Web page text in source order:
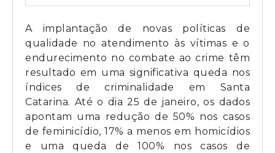
A implantação de novas políticas de
qualidade no atendimento às vítimas e o
endurecimento no combate ao crime têm
resultado em uma significativa queda nos
índices de criminalidade em Santa
Catarina. Até o dia 25 de janeiro, os dados
apontam uma redução de 50% nos casos
de feminicídio, 17% a menos em homicídios
e uma queda de 100% nos casos de